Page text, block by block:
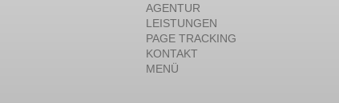
AGENTUR
LEISTUNGEN
PAGE TRACKING
KONTAKT
MENÜ